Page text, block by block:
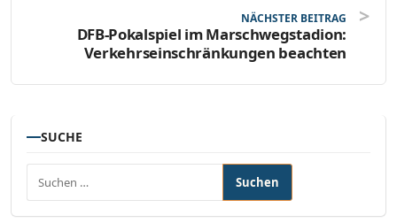
NÄCHSTER BEITRAG
DFB-Pokalspiel im Marschwegstadion:
Verkehrseinschränkungen beachten
SUCHE
Suchen nach: